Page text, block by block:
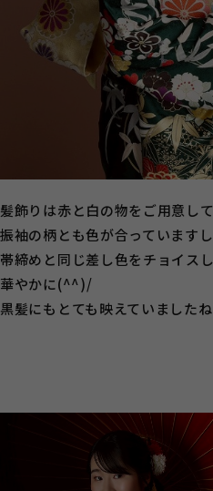
髪飾りは赤と白の物をご用意し
振袖の柄とも色が合っていますし
帯締めと同じ差し色をチョイス
華やかに(^^)/
黒髪にもとても映えていました